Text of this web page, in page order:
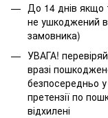
До 14 днів якщо
не ушкоджений
замовника)
УВАГА!
вразі
безпосередньо
претензії по
відхилені